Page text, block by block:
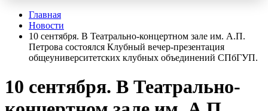
Главная
Новости
10 сентября. В Театрально-концертном зале им. А.П.
Петрова состоялся Клубный вечер-презентация
общеуниверситетских клубных объединений СПбГУП.
10 сентября. В Театрально-